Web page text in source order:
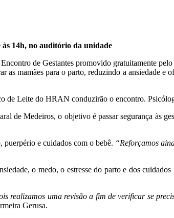
14h, no auditório da unidade
de Gestantes promovido gratuitamente
mamães para o parto, reduzindo a ansiedade e
Leite do HRAN conduzirão o encontro.
de Medeiros, o objetivo é passar segurança às
puerpério e cuidados com o bebê. “Reforçamos
o medo, o estresse do parto e dos
realizamos uma revisão a fim de verificar se
Gerusa.